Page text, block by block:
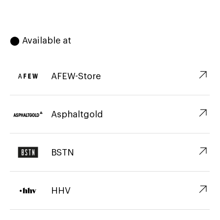
⬤ Available at
AFEW-Store ↗︎
Asphaltgold ↗︎
BSTN ↗︎
HHV ↗︎